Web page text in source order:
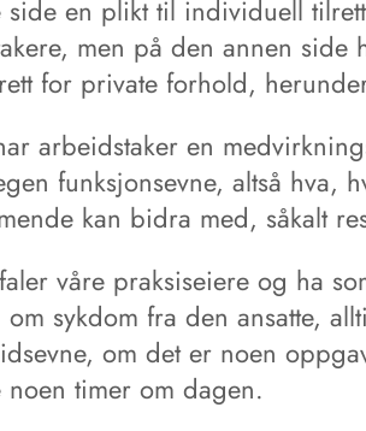
side en plikt til individuell
men på den annen side
for private forhold,
arbeidstaker en
funksjonsevne, altså hva,
kan bidra med, såkalt
våre praksiseiere og ha
sykdom fra den ansatte,
om det er noen
noen timer om dagen.